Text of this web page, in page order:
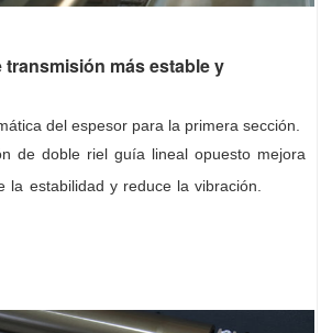
transmisión más estable y
del espesor para la primera sección.
de doble riel guía lineal opuesto mejora
la estabilidad y reduce la vibración.